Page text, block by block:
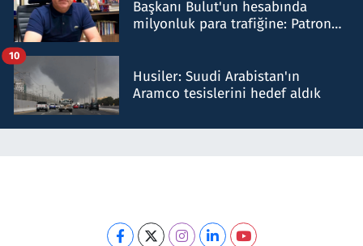
Başkanı Bulut'un hesabında
milyonluk para trafiğine: Patron
Husiler: Suudi Arabistan'ın
Aramco tesislerini hedef aldık
10